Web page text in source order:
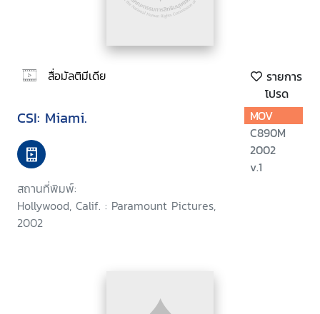
สื่อมัลติมีเดีย
รายการ
โปรด
CSI: Miami.
สถานที่พิมพ์:
Hollywood, Calif. : Paramount Pictures,
2002
MOV
C890M
2002
v.1